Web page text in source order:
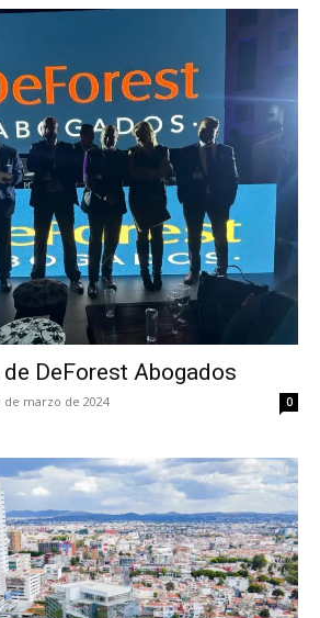
DeForest Abogados
de marzo de 2024 0